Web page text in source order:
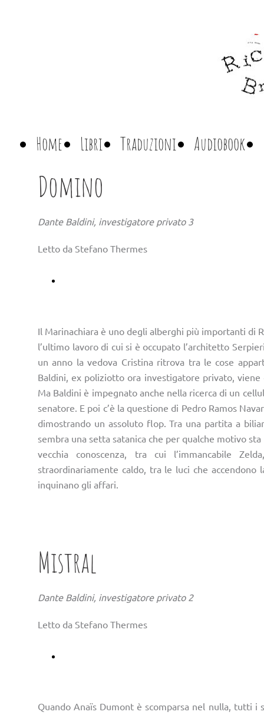
Home Libri Traduzioni Audiobook
Domino
Dante Baldini, investigatore privato 3
Letto da Stefano Thermes
Il Marinachiara è uno degli alberghi più importanti di
l’ultimo lavoro di cui si è occupato l’architetto
un anno la vedova Cristina ritrova tra le cose
Baldini, ex poliziotto ora investigatore privato,
Ma Baldini è impegnato anche nella ricerca di un
senatore. E poi c’è la questione di Pedro Ramos
dimostrando un assoluto flop. Tra una partita a
sembra una setta satanica che per qualche motivo
vecchia conoscenza, tra cui l’immancabile
straordinariamente caldo, tra le luci che
inquinano gli affari.
Mistral
Dante Baldini, investigatore privato 2
Letto da Stefano Thermes
Quando Anaïs Dumont è scomparsa nel nulla, tutti